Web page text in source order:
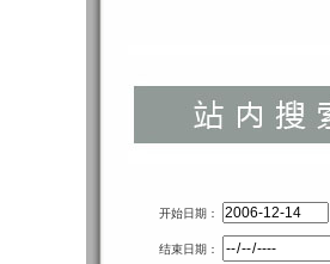
开始日期：
结束日期：